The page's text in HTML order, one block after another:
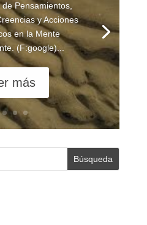
Pensamientos,
y Acciones
en la Mente
(F:google)...
más